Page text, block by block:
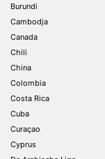
Burundi
Cambodja
Canada
Chili
China
Colombia
Costa Rica
Cuba
Curaçao
Cyprus